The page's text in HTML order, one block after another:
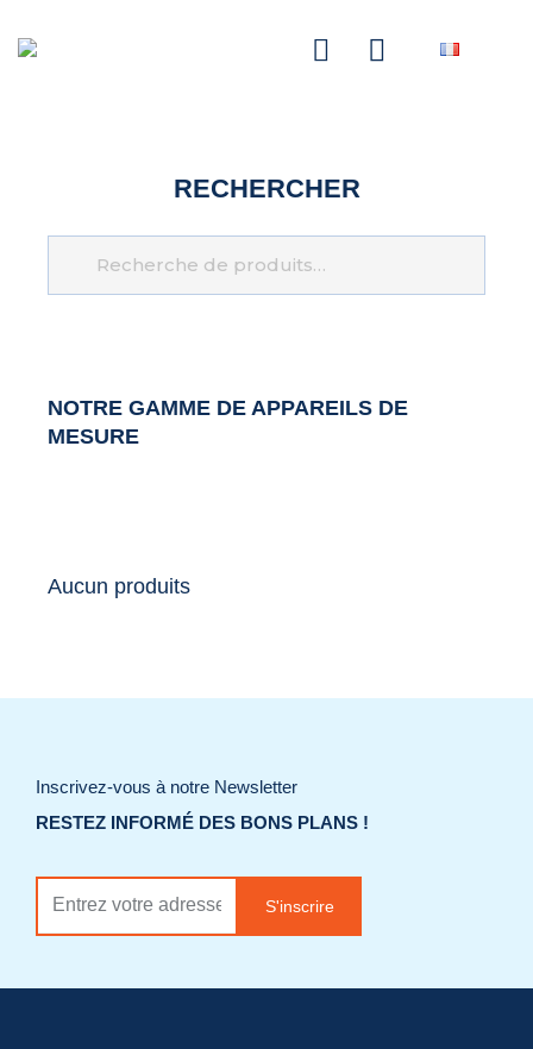
RECHERCHER
NOTRE GAMME DE APPAREILS DE
MESURE
Aucun produits
Inscrivez-vous à notre Newsletter
RESTEZ INFORMÉ DES BONS PLANS !
S'inscrire